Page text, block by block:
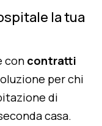
la tua
con contratti
per chi
di
casa.